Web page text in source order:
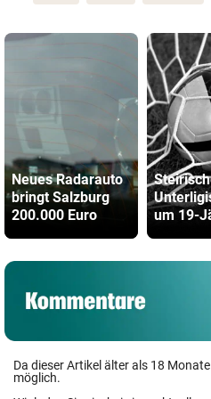
Neues Radarauto
bringt Salzburg
200.000 Euro
um 19-
Da dieser Artikel älter als 18
möglich.